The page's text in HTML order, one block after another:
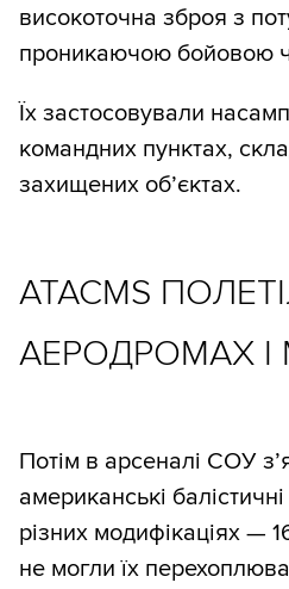
високоточна зброя з
проникаючою бойовою
Їх застосовували
командних пунктах,
захищених об’єктах.
ATACMS
АЕРОДРОМАХ
Потім в арсеналі СОУ
американські
різних модифікаціях —
не могли їх